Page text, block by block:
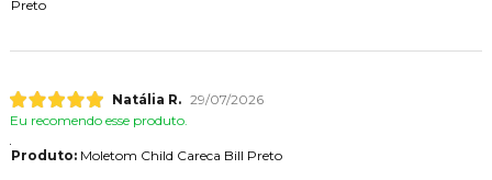
Preto
Natália R. 29/07/2026
Eu recomendo esse produto.
Produto:Moletom Child Careca Bill Preto